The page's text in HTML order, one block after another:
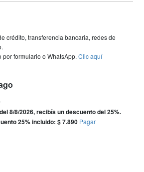
crédito, transferencia bancaria, redes de
por formulario o WhatsApp.Clic aquí
8/8/2026, recibís un descuento del 25%.
25% incluido: $ 7.890 Pagar